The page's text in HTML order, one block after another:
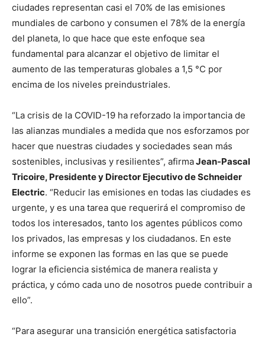
ciudades representan casi el 70% de las emisiones
mundiales de carbono y consumen el 78% de la energía
del planeta, lo que hace que este enfoque sea
fundamental para alcanzar el objetivo de limitar el
aumento de las temperaturas globales a 1,5 °C por
encima de los niveles preindustriales.
“La crisis de la COVID-19 ha reforzado la importancia de
las alianzas mundiales a medida que nos esforzamos por
hacer que nuestras ciudades y sociedades sean más
sostenibles, inclusivas y resilientes”, afirmaJean-Pascal
Tricoire, Presidente y Director Ejecutivo de Schneider
Electric. “Reducir las emisiones en todas las ciudades es
urgente, y es una tarea que requerirá el compromiso de
todos los interesados, tanto los agentes públicos como
los privados, las empresas y los ciudadanos. En este
informe se exponen las formas en las que se puede
lograr la eficiencia sistémica de manera realista y
práctica, y cómo cada uno de nosotros puede contribuir a
ello”.
“Para asegurar una transición energética satisfactoria